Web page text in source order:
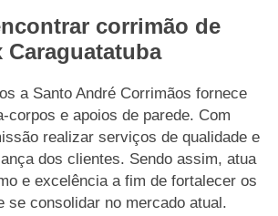
corrimão de
Caraguatatuba
a Santo André Corrimãos fornece
corpos e apoios de parede. Com
realizar serviços de qualidade e
dos clientes. Sendo assim, atua
e excelência a fim de fortalecer os
se consolidar no mercado atual.